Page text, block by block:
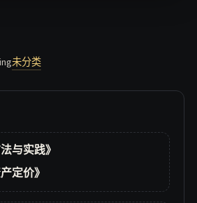
未分类
与实践》
定价》